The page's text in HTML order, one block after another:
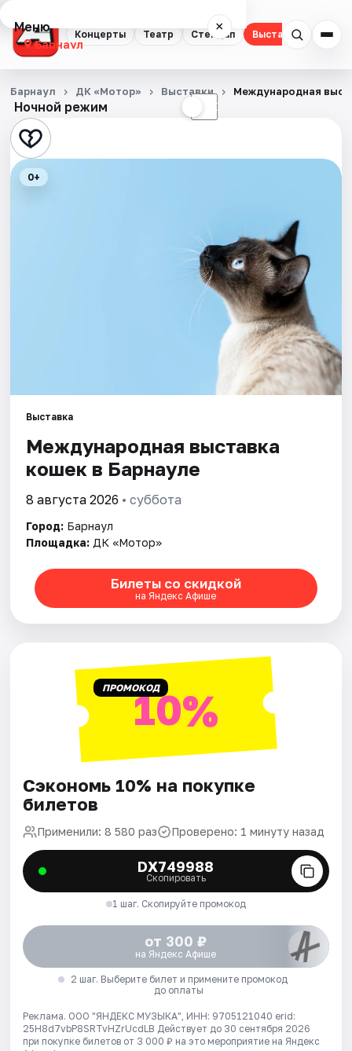
Концерты Театр Стендап Выставки Спорт
Меню ×
Барнаул
Концерты
Театр
Стендап
Артисты
Ночной режим ☾
Барнаул ДК «Мотор» Выставки Международная
0+
Выставка
Международная выставка
кошек в Барнауле
8 августа 2026 • суббота
Город: Барнаул
Площадка: ДК «Мотор»
Билеты со скидкой
на Яндекс Афише
ПРОМОКОД10%
Сэкономь 10% на покупке
билетов
Применили: 8 580 раз Проверено: 1 минуту назад
DX749988
Скопировать
1 шаг. Скопируйте промокод
от 300 ₽
на Яндекс Афише
2 шаг. Выберите билет и примените промокод
до оплаты
Реклама. ООО "ЯНДЕКС МУЗЫКА", ИНН: 9705121040 erid:
25H8d7vbP8SRTvHZrUcdLB Действует до 30 сентября 2026
при покупке билетов от 3 000 ₽ на это мероприятие на Яндекс